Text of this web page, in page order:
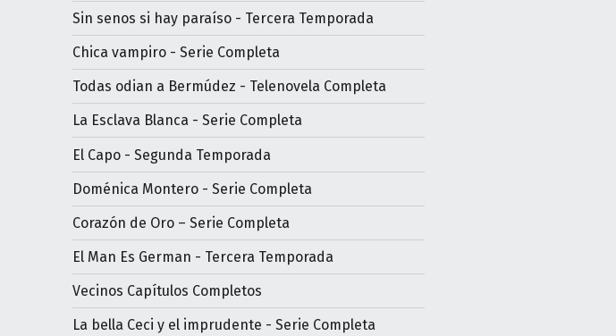
Sin senos si hay paraíso - Tercera Temporada
Chica vampiro - Serie Completa
Todas odian a Bermúdez - Telenovela Completa
La Esclava Blanca - Serie Completa
El Capo - Segunda Temporada
Doménica Montero - Serie Completa
Corazón de Oro – Serie Completa
El Man Es German - Tercera Temporada
Vecinos Capítulos Completos
La bella Ceci y el imprudente - Serie Completa